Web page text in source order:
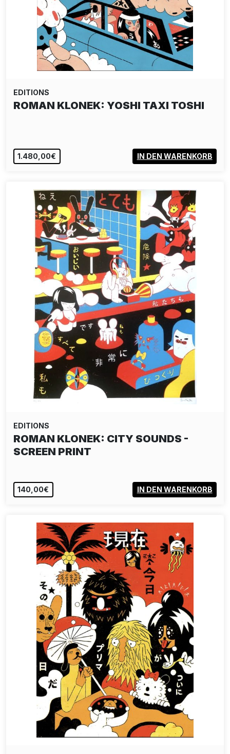
EDITIONS
ROMAN KLONEK: YOSHI TAXI TOSHI
1.480,00€ IN DEN WARENKORB
EDITIONS
ROMAN KLONEK: CITY SOUNDS -
SCREEN PRINT
140,00€ IN DEN WARENKORB